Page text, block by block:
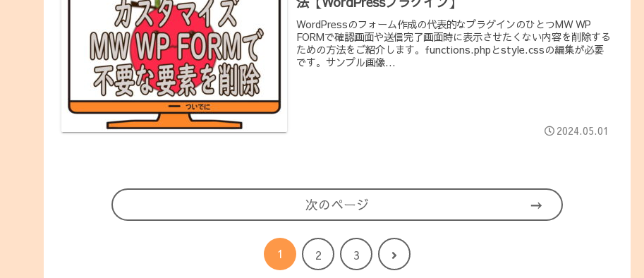
WordPressのフォーム作成の代表的なプラグインのひとつMW WP
FORMで確認画面や送信完了画面時に表示させたくない内容を削除する
ための方法をご紹介します。functions.phpとstyle.cssの編集が必要
です。サンプル画像...
2024.05.01
次のページ
1 2 3
次